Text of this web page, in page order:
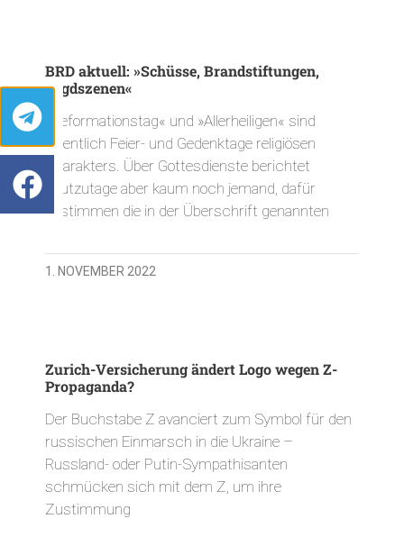
BRD aktuell: »Schüsse, Brandstiftungen,
Jagdszenen«
»Reformationstag« und »Allerheiligen« sind
eigentlich Feier- und Gedenktage religiösen
Charakters. Über Gottesdienste berichtet
heutzutage aber kaum noch jemand, dafür
bestimmen die in der Überschrift genannten
1. NOVEMBER 2022
Zurich-Versicherung ändert Logo wegen Z-
Propaganda?
Der Buchstabe Z avanciert zum Symbol für den
russischen Einmarsch in die Ukraine –
Russland- oder Putin-Sympathisanten
schmücken sich mit dem Z, um ihre
Zustimmung